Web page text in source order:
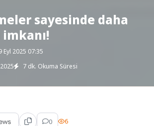
sayesinde daha
Eyl 2025 07:35
7 dk. Okuma Süresi
0 6